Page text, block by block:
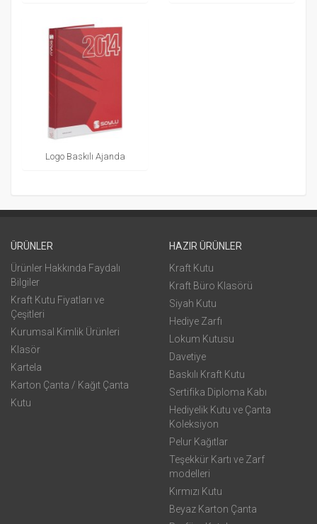
Logo Baskılı Ajanda
ÜRÜNLER
Ürünler Hakkında Faydalı
Bilgiler
Kraft Kutu Fiyatları ve
Çeşitleri
Kurumsal Kimlik Ürünleri
Klasör
Kartela
Karton Çanta / Kağıt Çanta
Kutu
HAZIR ÜRÜNLER
Kraft Kutu
Kraft Büro Klasörü
Siyah Kutu
Hediye Zarfı
Lokum Kutusu
Davetiye
Baskılı Kraft Kutu
Sertifika Diploma Kabı
Hediyelik Kutu ve Çanta
Koleksiyon
Pelur Kağıtlar
Teşekkür Kartı ve Zarf
modelleri
Kırmızı Kutu
Beyaz Karton Çanta